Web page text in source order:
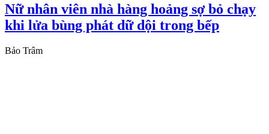
Nữ nhân viên nhà hàng hoảng sợ bỏ chạy
khi lửa bùng phát dữ dội trong bếp
Bảo Trâm